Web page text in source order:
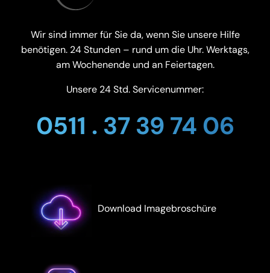
Wir sind immer für Sie da, wenn Sie unsere Hilfe
benötigen. 24 Stunden – rund um die Uhr. Werktags,
am Wochenende und an Feiertagen.
Unsere 24 Std. Servicenummer:
0511 . 37 39 74 06
Download Imagebroschüre